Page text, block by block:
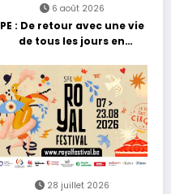
6 août 2026
PE : De retour avec une vie
de tous les jours en
28 juillet 2026